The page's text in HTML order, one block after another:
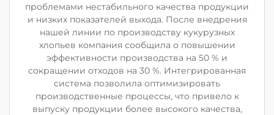
проблемами нестабильного качества продукции
и низких показателей выхода. После внедрения
нашей линии по производству кукурузных
хлопьев компания сообщила о повышении
эффективности производства на 50 % и
сокращении отходов на 30 %. Интегрированная
система позволила оптимизировать
производственные процессы, что привело к
выпуску продукции более высокого качества,